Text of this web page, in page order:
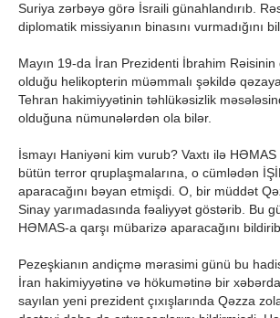
Suriya zərbəyə görə İsraili günahlandırıb.
diplomatik missiyanın binasını vurmadığını
Mayın 19-da İran Prezidenti İbrahim
olduğu helikopterin müəmmalı şəkildə
Tehran hakimiyyətinin təhlükəsizlik
olduğuna nümunələrdən ola bilər.
İsmayı Haniyəni kim vurub? Vaxtı ilə HƏMAS
bütün terror qruplaşmalarına, o cümlədən
aparacağını bəyan etmişdi. O, bir müddət
Sinay yarımadasında fəaliyyət göstərib. Bu
HƏMAS-a qarşı mübarizə aparacağını
Pezeşkianın andiçmə mərasimi günü bu
İran hakimiyyətinə və hökumətinə bir
sayılan yeni prezident çıxışlarında Qəzza